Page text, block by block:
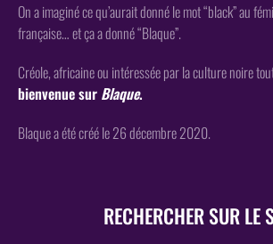
On a imaginé ce qu’aurait donné le mot “black” au
française… et ça a donné “Blaque”.
Créole, africaine ou intéressée par la culture noire
bienvenue sur Blaque.
Blaque a été créé le 26 décembre 2020.
RECHERCHER SUR LE